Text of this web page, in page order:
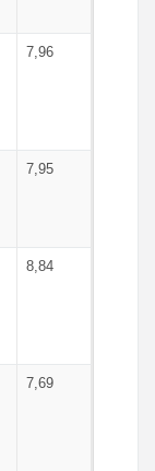
7,96
7,95
8,84
7,69